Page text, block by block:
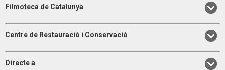
Filmoteca de Catalunya
Centre de Restauració i Conservació
Directe a